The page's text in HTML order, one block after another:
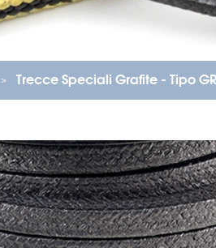
Trecce Speciali Grafite - Tipo